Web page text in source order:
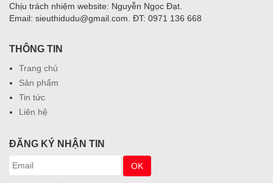
Chịu trách nhiệm website: Nguyễn Ngọc Đạt.
Email: sieuthidudu@gmail.com. ĐT: 0971 136 668
THÔNG TIN
Trang chủ
Sản phẩm
Tin tức
Liên hệ
ĐĂNG KÝ NHẬN TIN